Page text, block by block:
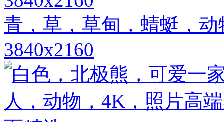
青，草，草甸，蜻蜓，
3840x2160